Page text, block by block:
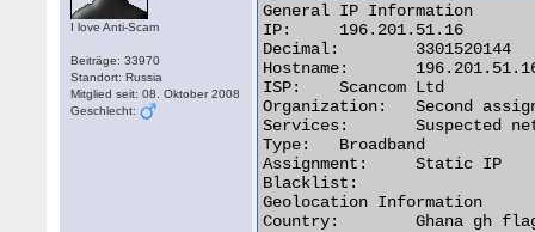
I love Anti-Scam
Beiträge: 33970
Standort: Russia
Mitglied seit: 08. Oktober 2008
Geschlecht:
General IP Information
IP:	196.201.51.16
Decimal:	3301520144
Hostname:	196.201.51.16
ISP:	Scancom Ltd
Organization:	Second assignment for Scancom Ltd (MTN NS Connecti
Services:	Suspected network sharing device
Type:	Broadband
Assignment:	Static IP
Blacklist:
Geolocation Information
Country:	Ghana gh flag